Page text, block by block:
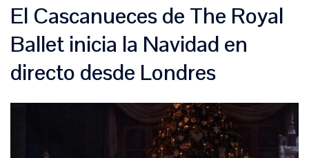
El Cascanueces de The Royal
Ballet inicia la Navidad en
directo desde Londres